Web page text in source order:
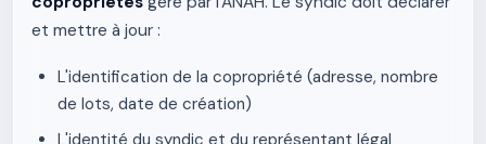
et mettre à jour :
L'identification de la copropriété (adresse, nombre
de lots, date de création)
L'identité du syndic et du représentant légal